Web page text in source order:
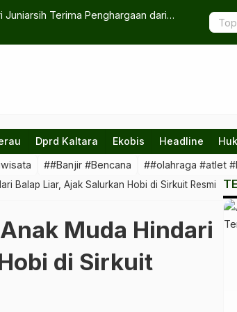
Udara Kita Makin Kuat
Pemkab
Timbunan
Dprd Kaltara Ekobis Headline
##Banjir #Bencana ##olahraga #atlet
Balap Liar, Ajak Salurkan Hobi di Sirkuit Resmi
Muda Hindari
di Sirkuit